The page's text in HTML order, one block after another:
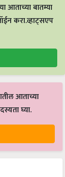
आताच्या बातम्या
करा.व्हाट्सएप
आताच्या
घ्या.